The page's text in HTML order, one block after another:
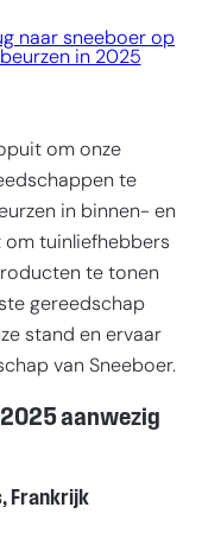
naar sneeboer op
beurzen in 2025
om onze
te
in binnen- en
om tuinliefhebbers
te tonen
gereedschap
stand en ervaar
van Sneeboer.
2025 aanwezig
Frankrijk